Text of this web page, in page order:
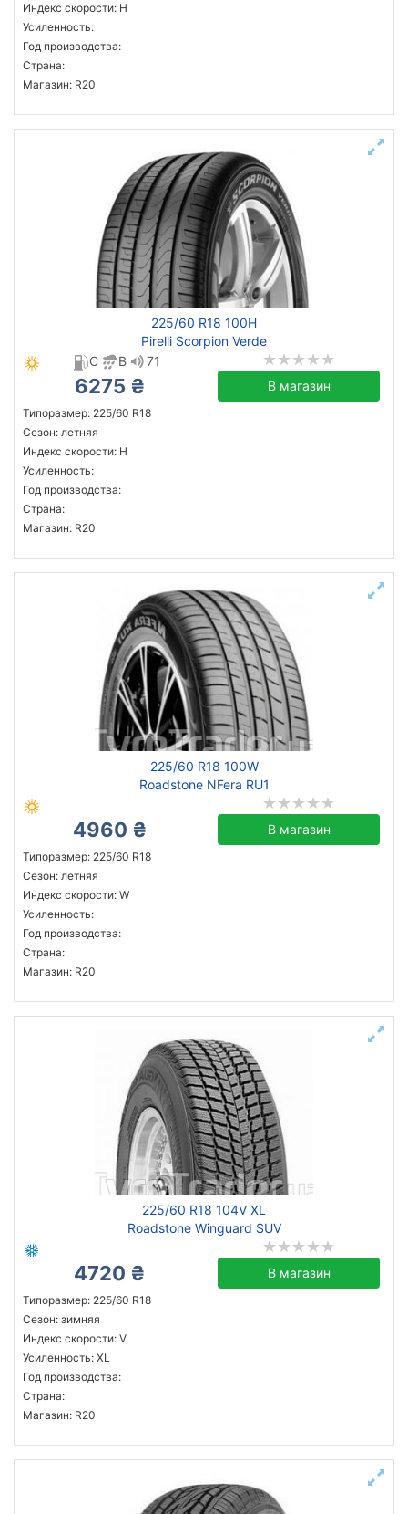
Индекс скорости: H
Усиленность:
Год производства:
Страна:
Магазин: R20
225/60 R18 100H
Pirelli Scorpion Verde
C
B 71
6275 ₴ В магазин
Типоразмер: 225/60 R18
Сезон: летняя
Индекс скорости: H
Усиленность:
Год производства:
Страна:
Магазин: R20
225/60 R18 100W
Roadstone NFera RU1
4960 ₴ В магазин
Типоразмер: 225/60 R18
Сезон: летняя
Индекс скорости: W
Усиленность:
Год производства:
Страна:
Магазин: R20
225/60 R18 104V XL
Roadstone Winguard SUV
4720 ₴ В магазин
Типоразмер: 225/60 R18
Сезон: зимняя
Индекс скорости: V
Усиленность: XL
Год производства:
Страна:
Магазин: R20